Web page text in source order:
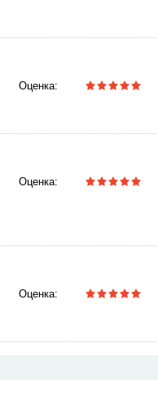
Оценка:
Оценка:
Оценка: